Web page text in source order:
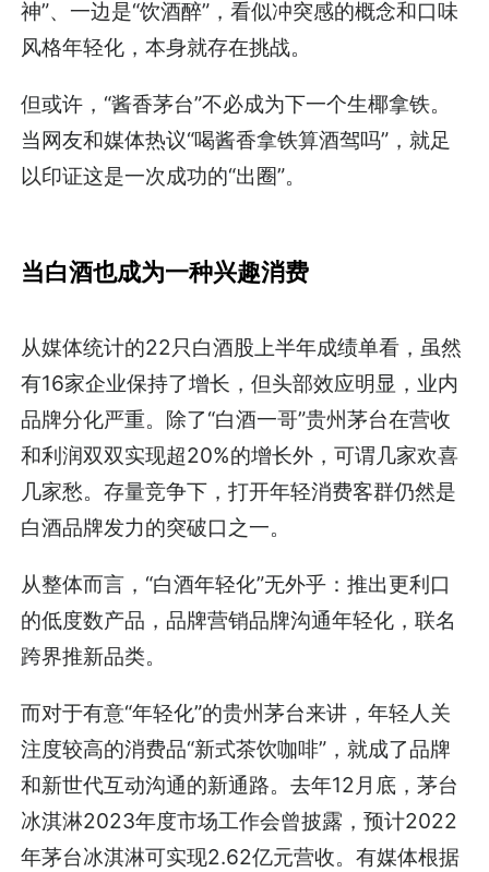
神”、一边是“饮酒醉”，看似冲突感的概念和口味
风格年轻化，本身就存在挑战。
但或许，“酱香茅台”不必成为下一个生椰拿铁。
当网友和媒体热议“喝酱香拿铁算酒驾吗”，就足
以印证这是一次成功的“出圈”。
当白酒也成为一种兴趣消费
从媒体统计的22只白酒股上半年成绩单看，虽然
有16家企业保持了增长，但头部效应明显，业内
品牌分化严重。除了“白酒一哥”贵州茅台在营收
和利润双双实现超20%的增长外，可谓几家欢喜
几家愁。存量竞争下，打开年轻消费客群仍然是
白酒品牌发力的突破口之一。
从整体而言，“白酒年轻化”无外乎：推出更利口
的低度数产品，品牌营销品牌沟通年轻化，联名
跨界推新品类。
而对于有意“年轻化”的贵州茅台来讲，年轻人关
注度较高的消费品“新式茶饮咖啡”，就成了品牌
和新世代互动沟通的新通路。去年12月底，茅台
冰淇淋2023年度市场工作会曾披露，预计2022
年茅台冰淇淋可实现2.62亿元营收。有媒体根据